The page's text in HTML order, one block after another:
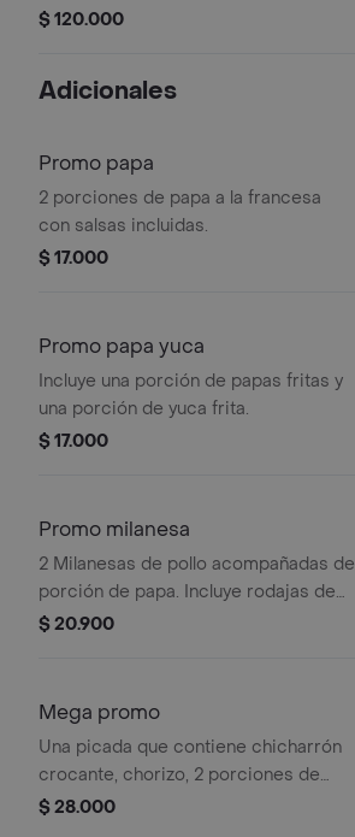
Incluye gaseosa de 1.5 litros.
$ 120.000
Adicionales
Promo papa
2 porciones de papa a la francesa
con salsas incluidas.
$ 17.000
Promo papa yuca
Incluye una porción de papas fritas y
una porción de yuca frita.
$ 17.000
Promo milanesa
2 Milanesas de pollo acompañadas de
porción de papa. Incluye rodajas de
limón.
$ 20.900
Mega promo
Una picada que contiene chicharrón
crocante, chorizo, 2 porciones de
papa, arepas, ají y limón
$ 28.000